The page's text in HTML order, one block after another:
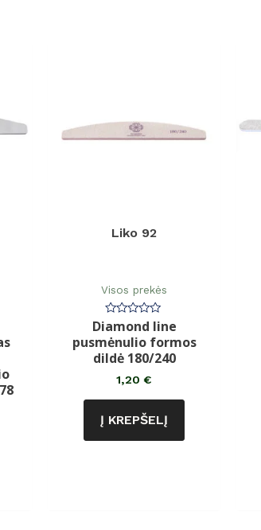
Liko 92
Visos prekės
Įvertinimas:
0
iš
5
Diamond line
pusmėnulio formos
dildė 180/240
1,20€
Į KREPŠELĮ